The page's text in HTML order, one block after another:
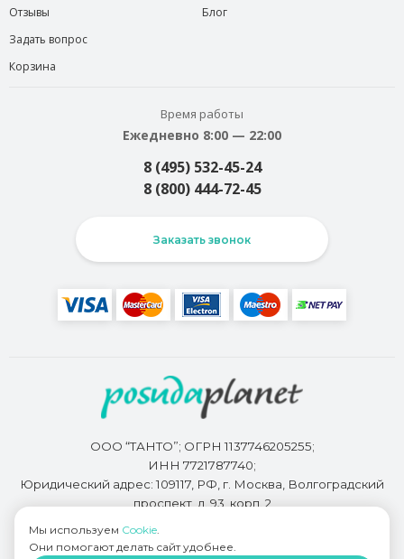
Отзывы
Задать вопрос
Корзина
Блог
Время работы
Ежедневно 8:00 — 22:00
8 (495) 532-45-24
8 (800) 444-72-45
Заказать звонок
ООО “ТАНТО”; ОГРН 1137746205255;
ИНН 7721787740;
Юридический адрес: 109117, РФ, г. Москва, Волгоградский
проспект, д. 93, корп. 2
Разработкой сайта занимается
Мы используем Cookie.
Они помогают делать сайт удобнее.